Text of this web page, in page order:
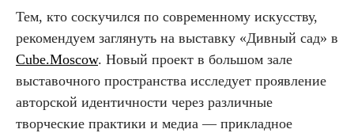
Тем, кто соскучился по современному искусству,
рекомендуем заглянуть на выставку «Дивный сад» в
Cube.Moscow. Новый проект в большом зале
выставочного пространства исследует проявление
авторской идентичности через различные
творческие практики и медиа — прикладное